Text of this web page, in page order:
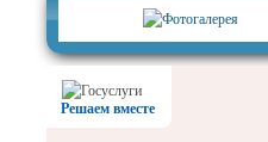
Решаем вместе